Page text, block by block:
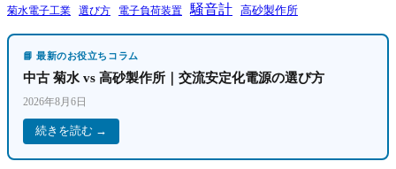
菊水電子工業 選び方 電子負荷装置 騒音計 高砂製作所
📘 最新のお役立ちコラム
中古 菊水 vs 高砂製作所｜交流安定化電源の選び方
2026年8月6日
続きを読む →